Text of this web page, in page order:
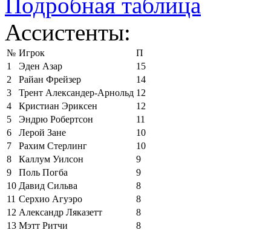
Ассистенты:
№ Игрок
П
1
Эден Азар
15
2
Райан Фрейзер
14
3
Трент Александер-Арнольд 12
4
Кристиан Эриксен
12
5
Эндрю Робертсон
11
6
Лерой Зане
10
7
Рахим Стерлинг
10
8
Каллум Уилсон
9
9
Поль Погба
9
10 Давид Сильва
8
11 Серхио Агуэро
8
12 Александр Ляказетт
8
13 Мэтт Ритчи 8